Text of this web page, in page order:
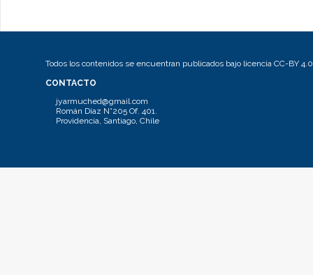
Todos los contenidos se encuentran publicados bajo licencia CC-BY 4.0
CONTACTO
jyarmuched@gmail.com
Román Díaz N°205 Of. 401.
Providencia, Santiago, Chile